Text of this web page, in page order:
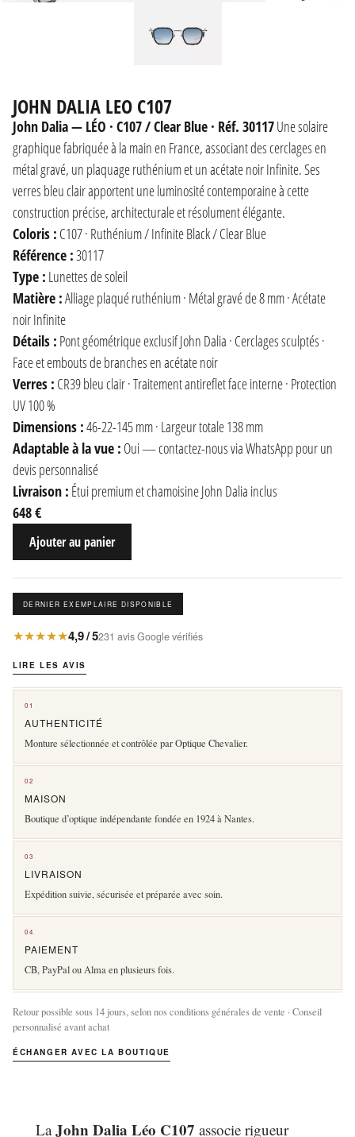
JOHN DALIA LEO C107
John Dalia — LÉO · C107 / Clear Blue · Réf. 30117Une solaire
graphique fabriquée à la main en France, associant des cerclages en
métal gravé, un plaquage ruthénium et un acétate noir Infinite. Ses
verres bleu clair apportent une luminosité contemporaine à cette
construction précise, architecturale et résolument élégante.
Coloris : C107 · Ruthénium / Infinite Black / Clear Blue
Référence :30117
Type : Lunettes de soleil
Matière :Alliage plaqué ruthénium · Métal gravé de 8 mm · Acétate
noir Infinite
Détails : Pont géométrique exclusif John Dalia · Cerclages sculptés ·
Face et embouts de branches en acétate noir
Verres : CR39 bleu clair · Traitement antireflet face interne · Protection
UV 100 %
Dimensions :46-22-145 mm · Largeur totale 138 mm
Adaptable à la vue : Oui — contactez-nous via WhatsApp pour un
devis personnalisé
Livraison : Étui premium et chamoisine John Dalia inclus
648 €
Ajouter au panier
DERNIER EXEMPLAIRE DISPONIBLE
★★★★★4,9 / 5231 avis Google vérifiés
LIRE LES AVIS
01
AUTHENTICITÉ
Monture sélectionnée et contrôlée par Optique Chevalier.
02
MAISON
Boutique d’optique indépendante fondée en 1924 à Nantes.
03
LIVRAISON
Expédition suivie, sécurisée et préparée avec soin.
04
PAIEMENT
CB, PayPal ou Alma en plusieurs fois.
Retour possible sous 14 jours, selon nos conditions générales de vente · Conseil
personnalisé avant achat
ÉCHANGER AVEC LA BOUTIQUE
LaJohn Dalia Léo C107 associe rigueur